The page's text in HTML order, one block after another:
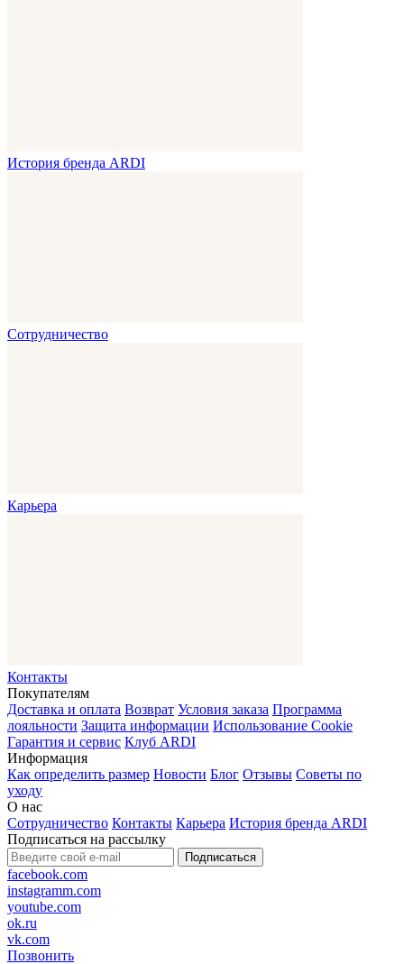
История бренда ARDI
Сотрудничество
Карьера
Контакты
Покупателям
Доставка и оплата Возврат Условия заказа Программа
лояльности Защита информации Использование Cookie
Гарантия и сервис Клуб ARDI
Информация
Как определить размер Новости Блог Отзывы Советы по
уходу
О нас
Сотрудничество Контакты Карьера История бренда ARDI
Подписаться на рассылку
Подписаться
facebook.com
instagramm.com
youtube.com
ok.ru
vk.com
Позвонить